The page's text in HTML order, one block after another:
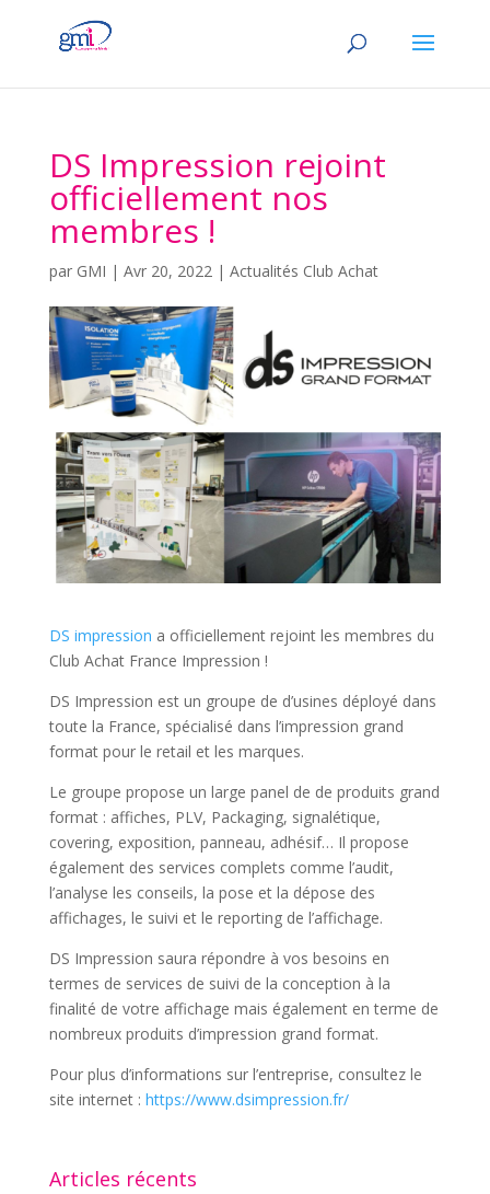
DS Impression rejoint
officiellement nos
membres !
par GMI | Avr 20, 2022| Actualités Club Achat
DS impression a officiellement rejoint les membres du
Club Achat France Impression !
DS Impression est un groupe de d’usines déployé dans
toute la France, spécialisé dans l’impression grand
format pour le retail et les marques.
Le groupe propose un large panel de de produits grand
format : affiches, PLV, Packaging, signalétique,
covering, exposition, panneau, adhésif… Il propose
également des services complets comme l’audit,
l’analyse les conseils, la pose et la dépose des
affichages, le suivi et le reporting de l’affichage.
DS Impression saura répondre à vos besoins en
termes de services de suivi de la conception à la
finalité de votre affichage mais également en terme de
nombreux produits d’impression grand format.
Pour plus d’informations sur l’entreprise, consultez le
site internet : https://www.dsimpression.fr/
Articles récents